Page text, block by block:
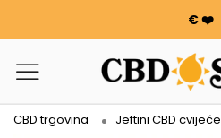
€ ❤️
WATERMELON
NARUDŽBE SE
100 g cvijeća ili smole nudi
€ ❤️
WATERMELON
CBD trgovina Jeftini CBD cvijeće